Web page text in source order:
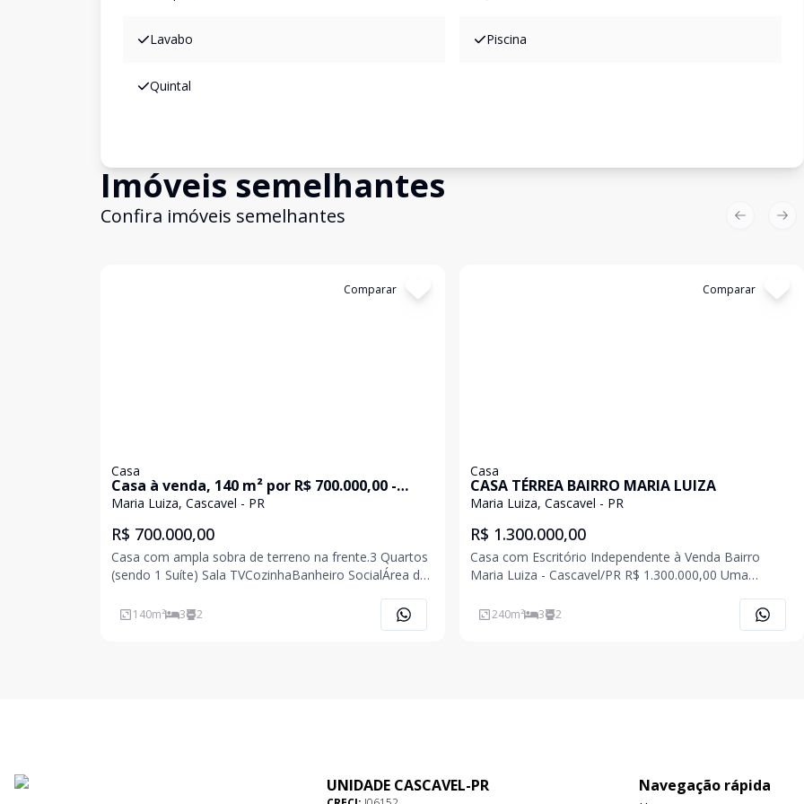
Lavabo Piscina
Quintal
Imóveis semelhantes
Confira imóveis semelhantes
Comparar
Casa
Casa à venda, 140 m² por R$ 700.000,00 -
Maria Luiza - Cascavel/PR
Maria Luiza, Cascavel - PR
R$ 700.000,00
Casa com ampla sobra de terreno na frente.3 Quartos
(sendo 1 Suíte) Sala TVCozinhaBanheiro SocialÁrea de
DescobertaSobra de terreno nos fundos.Agende sua
visita(Valor e disponibilidade, sujeito alteração sem
140m² 3 2
Comparar
Casa
CASA TÉRREA BAIRRO MARIA LUIZA
Maria Luiza, Cascavel - PR
R$ 1.300.000,00
Casa com Escritório Independente à Venda Bairro
Maria Luiza - Cascavel/PR R$ 1.300.000,00 Uma
conforto, espaço e praticidade, com um escritório
totalmente independente da residência, ideal para
240m² 3 2
Previous
UNIDADE CASCAVEL-PR Navegação rápida